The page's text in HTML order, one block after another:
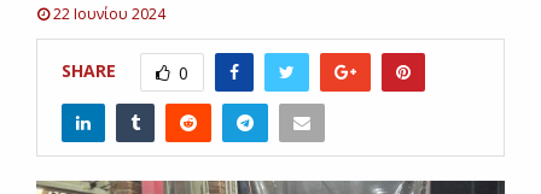
22 Ιουνίου 2024
SHARE 0